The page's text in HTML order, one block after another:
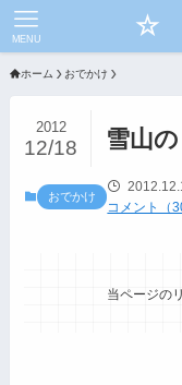
☆
MENU
ホーム おでかけ
雪山
2012
12/18
おでかけ
コメント（
当ページの